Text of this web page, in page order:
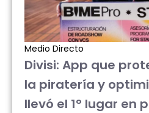
Medio Directo
Divisi: App que
la piratería y
llevó el 1° lugar en